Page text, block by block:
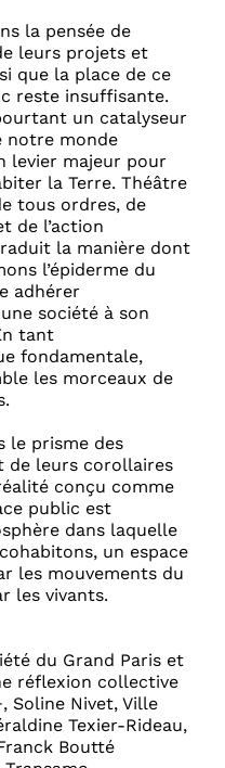
la pensée de
leurs projets et
que la place de ce
reste insuffisante.
un catalyseur
notre monde
levier majeur pour
la Terre. Théâtre
tous ordres, de
de l’action
la manière dont
l’épiderme du
adhérer
société à son
tant
fondamentale,
les morceaux de
le prisme des
de leurs corollaires
conçu comme
public est
dans laquelle
un espace
les mouvements du
les vivants.
du Grand Paris et
réflexion collective
Soline Nivet, Ville
Texier-Rideau,
Boutté